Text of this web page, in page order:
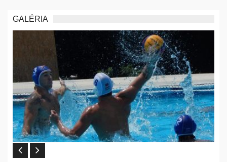
GALÉRIA